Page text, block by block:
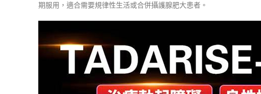
期服用，適合需要規律性生活或合併攝護腺肥大患者。